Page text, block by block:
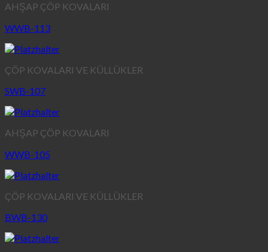
AHŞAP ÇÖP KOVALARI
WWB-113
ÇÖP KOVALARI VE KÜLLÜKLER
SWB-107
AHŞAP ÇÖP KOVALARI
WWB-105
ÇÖP KOVALARI VE KÜLLÜKLER
BWB-130